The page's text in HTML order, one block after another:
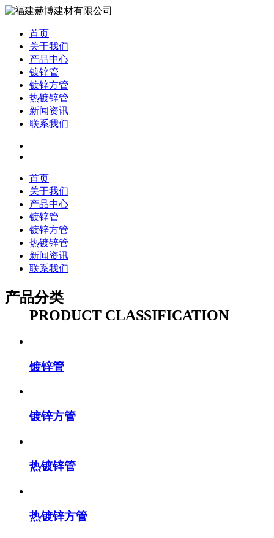
首页
关于我们
产品中心
镀锌管
镀锌方管
热镀锌管
新闻资讯
联系我们
首页
关于我们
产品中心
镀锌管
镀锌方管
热镀锌管
新闻资讯
联系我们
产品分类
PRODUCT CLASSIFICATION
镀锌管
镀锌方管
热镀锌管
热镀锌方管